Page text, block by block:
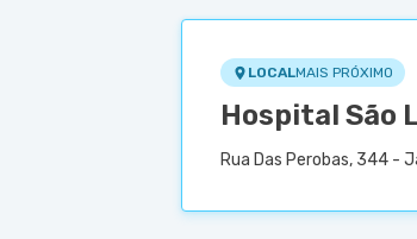
LOCALMAIS PRÓXIMO
Hospital São
Rua Das Perobas, 344 -